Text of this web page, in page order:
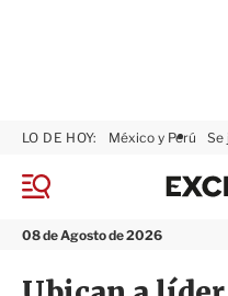
M
n
08 de Agosto de 2026
LO DE HOY: México y Perú Se